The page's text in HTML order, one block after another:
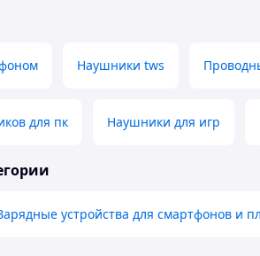
Наушники tws
для пк Наушники для игр
устройства для смартфонов и